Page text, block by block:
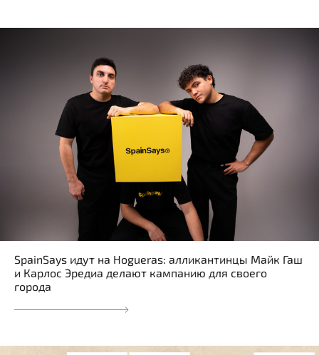
SpainSays идут на Hogueras: алликантинцы Майк Гаш
и Карлос Эредиа делают кампанию для своего
города